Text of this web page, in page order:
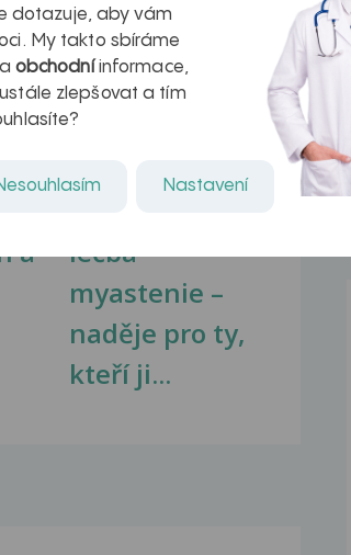
a
léčba
myastenie –
naděje pro ty,
kteří ji...
dotazuje, aby vám
My takto sbíráme
a obchodníinformace,
zlepšovat a tím
Nastavení